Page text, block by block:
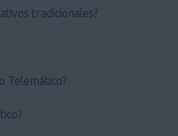
tradicionales?
Telemático?